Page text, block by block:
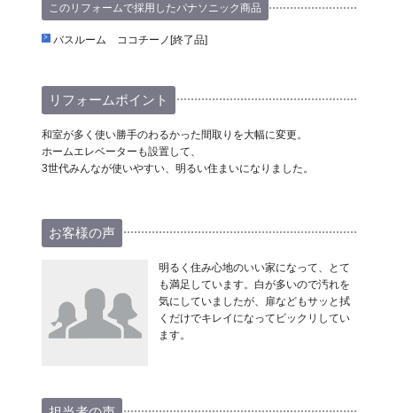
このリフォームで採用したパナソニック商品
バスルーム ココチーノ[終了品]
リフォームポイント
和室が多く使い勝手のわるかった間取りを大幅に変更。
ホームエレベーターも設置して、
3世代みんなが使いやすい、明るい住まいになりました。
お客様の声
明るく住み心地のいい家になって、とて
も満足しています。白が多いので汚れを
気にしていましたが、扉などもサッと拭
くだけでキレイになってビックリしてい
ます。